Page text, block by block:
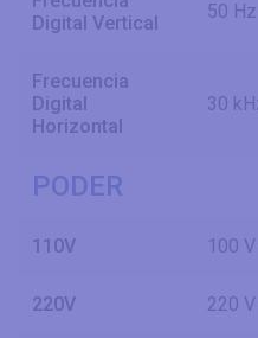
Digital Vertical
50
Frecuencia
Digital
Horizontal
30
PODER
110V 100
220V 220